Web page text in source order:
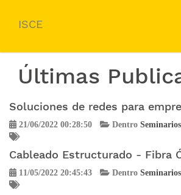
ISCE
Últimas
Soluciones de redes para
21/06/2022 00:28:50 Dentro
Cableado Estructurado - Fibra
11/05/2022 20:45:43 Dentro